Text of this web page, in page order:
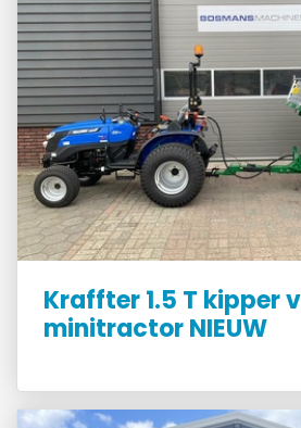
Kraffter 1.5 T kipper
minitractor NIEUW